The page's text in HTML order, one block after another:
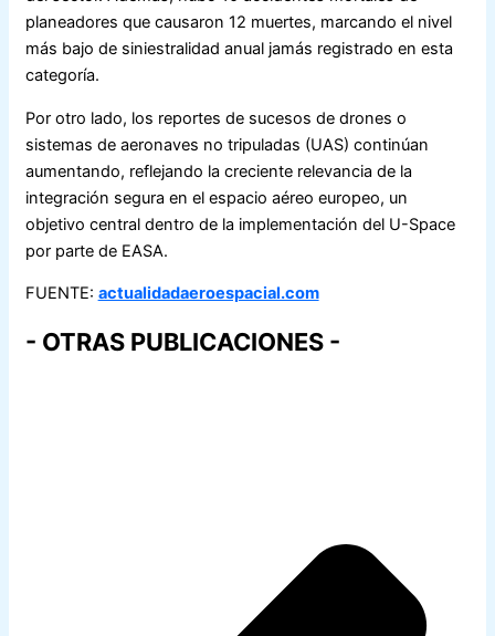
planeadores que causaron 12 muertes, marcando el nivel
más bajo de siniestralidad anual jamás registrado en esta
categoría.
Por otro lado, los reportes de sucesos de drones o
sistemas de aeronaves no tripuladas (UAS) continúan
aumentando, reflejando la creciente relevancia de la
integración segura en el espacio aéreo europeo, un
objetivo central dentro de la implementación del U-Space
por parte de EASA.
FUENTE: actualidadaeroespacial.com
- OTRAS PUBLICACIONES -